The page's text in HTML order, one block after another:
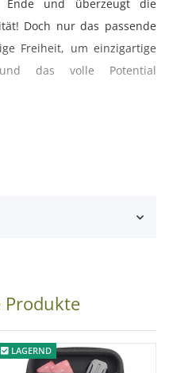
Ende und überzeugt die
Doch nur das passende
Freiheit, um einzigartige
das volle Potential
Nutzer! Schön in
ideal an die genannten
WiFi BacPac, Batterie, SD
Produkte
LAGERND